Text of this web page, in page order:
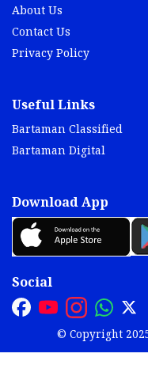
About Us
Contact Us
Privacy Policy
Useful Links
Bartaman Classified
Bartaman Digital
Download App
Social
© Copyright